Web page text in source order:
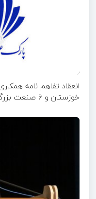
انعقاد تفاهم نامه
خوزستان و ۶ صنعت بزرگ